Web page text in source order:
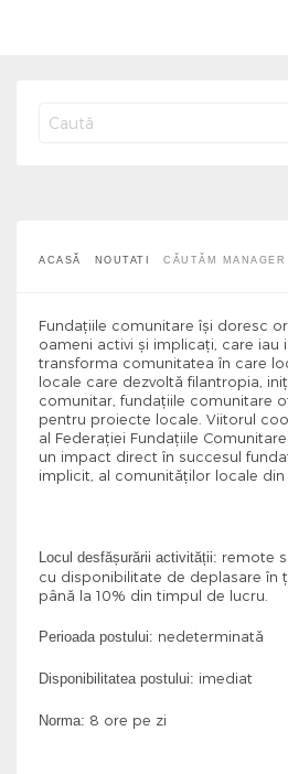
Căutăm Manager de
ACASĂ NOUTATI CĂUTĂM
Fundațiile comunitare îşi doresc
oameni activi şi implicaţi, care iau
transforma comunitatea în care
locale care dezvoltă filantropia,
comunitar, fundaţiile comunitare
pentru proiecte locale. Viitorul
al Federaţiei Fundaţiile
un impact direct în succesul
implicit, al comunităţilor locale din
Locul desfășurării activității: remote
cu disponibilitate de deplasare în
până la 10% din timpul de lucru.
Perioada postului: nedeterminată
Disponibilitatea postului: imediat
Norma: 8 ore pe zi